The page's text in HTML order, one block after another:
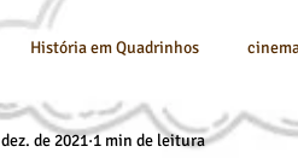
História em Quadrinhos
Básicos Kids deuses
de 2021 1 min de leitura